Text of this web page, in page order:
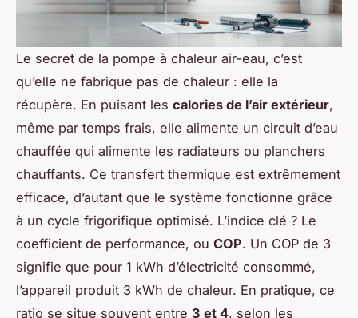
Le secret de la pompe à chaleur air-eau, c’est
qu’elle ne fabrique pas de chaleur : elle la
récupère. En puisant les calories de l’air extérieur,
même par temps frais, elle alimente un circuit d’eau
chauffée qui alimente les radiateurs ou planchers
chauffants. Ce transfert thermique est extrêmement
efficace, d’autant que le système fonctionne grâce
à un cycle frigorifique optimisé. L’indice clé ? Le
coefficient de performance, ou COP. Un COP de 3
signifie que pour 1 kWh d’électricité consommé,
l’appareil produit 3 kWh de chaleur. En pratique, ce
ratio se situe souvent entre 3 et 4, selon les